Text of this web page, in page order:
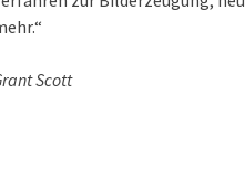
Scott